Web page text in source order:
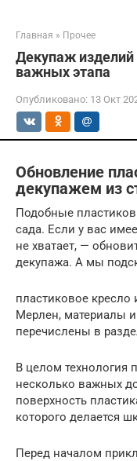
Главная » Прочее
Декупаж изделий
важных этапа
Опубликовано: 13 Окт
Обновление
декупажем из
Подобные
сада. Если у вас
не хватает, —
декупажа. А мы
пластиковое кресло
Мерлен, материалы
перечислены в
В целом технология
несколько важных
поверхность
которого делается
Перед началом